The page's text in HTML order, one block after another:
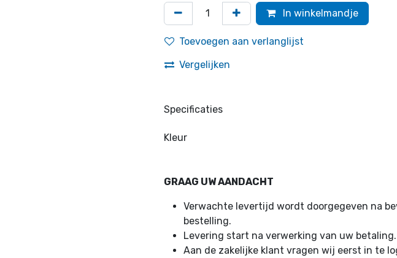
In winkelmandje
Toevoegen aan verlanglijst
Vergelijken
Specificaties
Kleur
GRAAG UW AANDACHT
Verwachte levertijd wordt doorgegeven na
bestelling.
Levering start na verwerking van uw betaling.
Aan de zakelijke klant vragen wij eerst in te